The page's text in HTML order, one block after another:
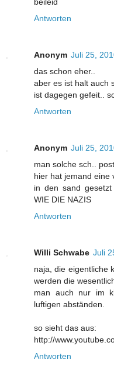
Antworten
Anonym Juli 25,
das schon eher..
aber es ist halt auch
ist dagegen gefeit..
Antworten
Anonym Juli 25,
man solche sch..
hier hat jemand eine
in den sand gesetzt
WIE DIE NAZIS
Antworten
Willi Schwabe Juli
naja, die eigentliche
werden die
man auch nur im
luftigen abständen.
so sieht das aus:
http://
Antworten